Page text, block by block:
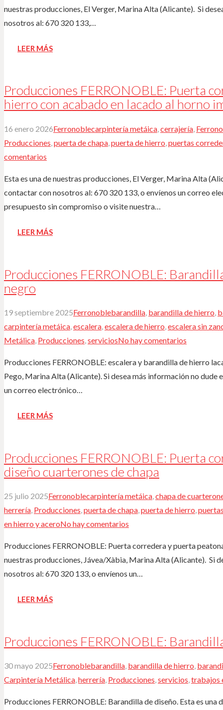
nuestras producciones, El Verger, Marina Alta (Alicante). ️ Si
nosotros al: 670 320 133,…
LEER MÁS
Producciones FERRONOBLE: Puerta
hierro con acabado en lacado al horno
16 enero 2026Ferronoblecarpintería metáica,cerrajería,
Producciones,puerta de chapa,puerta de hierro,puertas
comentarios
Esta es una de nuestras producciones, El Verger, Marina Alta
contactar con nosotros al: 670 320 133, o envíenos un correo
presupuesto sin compromiso o visite nuestra…
LEER MÁS
Producciones FERRONOBLE:
negro
19 septiembre 2025Ferronoblebarandilla, barandilla de hierro,
carpintería metáica,escalera,escalera de hierro,escalera sin
Metálica, Producciones,serviciosNo hay comentarios
Producciones FERRONOBLE: escalera y barandilla de hierro
Pego, Marina Alta (Alicante). ️Si desea más información no
un correo electrónico…
LEER MÁS
Producciones FERRONOBLE: Puerta
diseño cuarterones de chapa
25 julio 2025Ferronoblecarpintería metáica,chapa de
herrería, Producciones,puerta de chapa,puerta de hierro,
en hierro y aceroNo hay comentarios
Producciones FERRONOBLE: Puerta corredera y puerta
nuestras producciones, Jávea/Xàbia, Marina Alta (Alicante). ️ Si
nosotros al: 670 320 133, o envíenos un…
LEER MÁS
Producciones FERRONOBLE:
30 mayo 2025Ferronoblebarandilla, barandilla de hierro,
Carpintería Metálica,herrería, Producciones,servicios,trabajos
Producciones FERRONOBLE: Barandilla de diseño. Esta es